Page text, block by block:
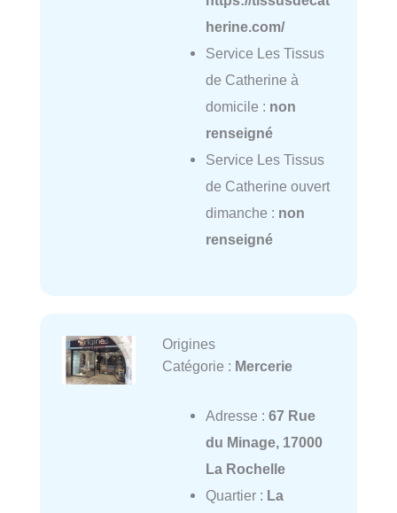
herine.com/
Service Les Tissus
de Catherine à
domicile : non
renseigné
Service Les Tissus
de Catherine ouvert
dimanche : non
renseigné
Origines
Catégorie : Mercerie
Adresse : 67 Rue
du Minage, 17000
La Rochelle
Quartier : La